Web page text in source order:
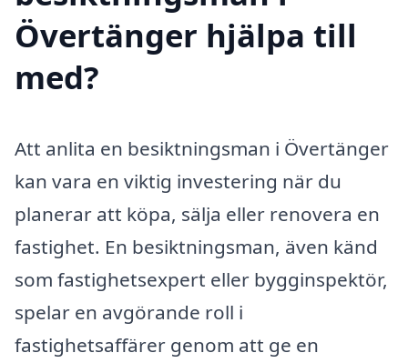
Övertänger hjälpa till
med?
Att anlita en besiktningsman i Övertänger
kan vara en viktig investering när du
planerar att köpa, sälja eller renovera en
fastighet. En besiktningsman, även känd
som fastighetsexpert eller bygginspektör,
spelar en avgörande roll i
fastighetsaffärer genom att ge en